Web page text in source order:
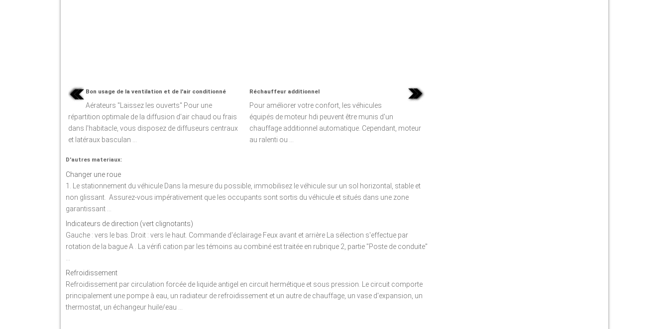
Bon usage de la ventilation et de l'air conditionné
Aérateurs "Laissez les ouverts" Pour une
répartition optimale de la diffusion d'air chaud ou frais
dans l'habitacle, vous disposez de diffuseurs centraux
et latéraux basculan ...
Réchauffeur additionnel
Pour améliorer votre confort, les véhicules
équipés de moteur hdi peuvent être munis d'un
chauffage additionnel automatique. Cependant, moteur
au ralenti ou ...
D'autres materiaux:
Changer une roue
1. Le stationnement du véhicule Dans la mesure du possible, immobilisez le véhicule sur un sol horizontal, stable et
non glissant. Assurez-vous impérativement que les occupants sont sortis du véhicule et situés dans une zone
garantissant ...
Indicateurs de direction (vert clignotants)
Gauche : vers le bas. Droit : vers le haut. Commande d'éclairage Feux avant et arrière La sélection s'effectue par
rotation de la bague A . La vérifi cation par les témoins au combiné est traitée en rubrique 2, partie "Poste de conduite"
Refroidissement
Refroidissement par circulation forcée de liquide antigel en circuit hermétique et sous pression. Le circuit comporte
principalement une pompe à eau, un radiateur de refroidissement et un autre de chauffage, un vase d'expansion, un
thermostat, un échangeur huile/eau ...